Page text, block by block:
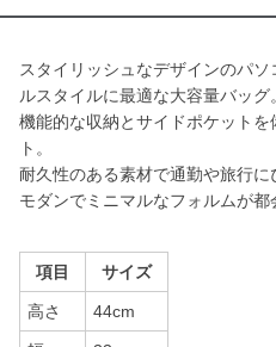
スタイリッシュなデザインのパ
ルスタイルに最適な大容量バッグ。
機能的な収納とサイドポケット
ト。
耐久性のある素材で通勤や旅行に
モダンでミニマルなフォルムが都
項目 サイズ
高さ 44cm